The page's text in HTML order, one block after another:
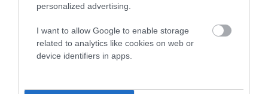
personalized advertising.
I want to allow Google to enable storage
related to analytics like cookies on web or
device identifiers in apps.